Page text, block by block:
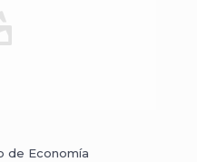
de Economía